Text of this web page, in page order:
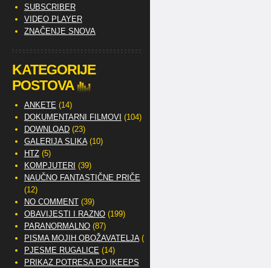
SUBSCRIBER
VIDEO PLAYER
ZNAČENJE SNOVA
KATEGORIJE
POSTOVA
ANKETE (14)
DOKUMENTARNI FILMOVI (104)
DOWNLOAD(23)
GALERIJA SLIKA(10)
HTZ(5)
KOMPJUTERI (39)
NAUČNO FANTASTIČNE PRIČE
(12)
NO COMMENT(39)
OBAVIJESTI I RAZNO(199)
PARANORMALNO(87)
PISMA MOJIH OBOŽAVATELJA(2)
PJESME RUGALICE (14)
PRIKAZ POTRESA PO IKEEPS